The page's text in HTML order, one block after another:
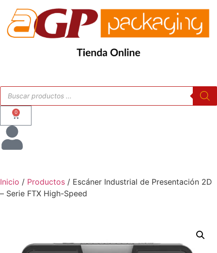
0
Inicio / Productos / Escáner Industrial de Presentación 2D
– Serie FTX High-Speed